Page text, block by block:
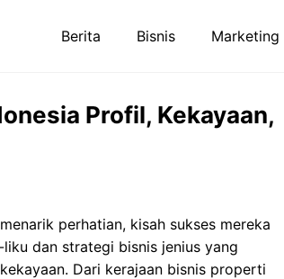
Berita Bisnis Marketing
Profil, Kekayaan,
perhatian, kisah sukses mereka
dan strategi bisnis jenius yang
Dari kerajaan bisnis properti